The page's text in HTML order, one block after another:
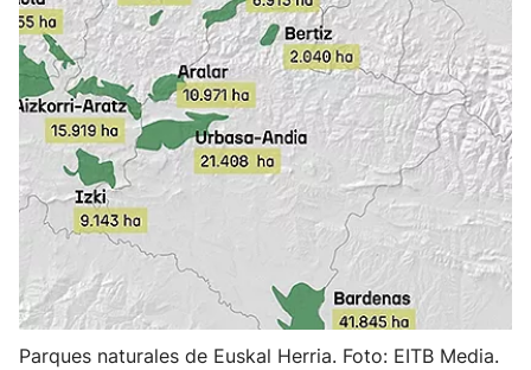
Parques naturales de Euskal Herria. Foto: EITB Media.